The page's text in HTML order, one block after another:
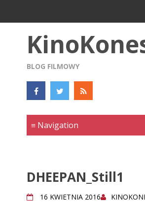
BLOG FILMOWY
DHEEPAN_Still1
16 KWIETNIA 2016